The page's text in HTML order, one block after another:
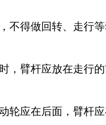
不得做回转、走行
，臂杆应放在走行
轮应在后面，臂杆